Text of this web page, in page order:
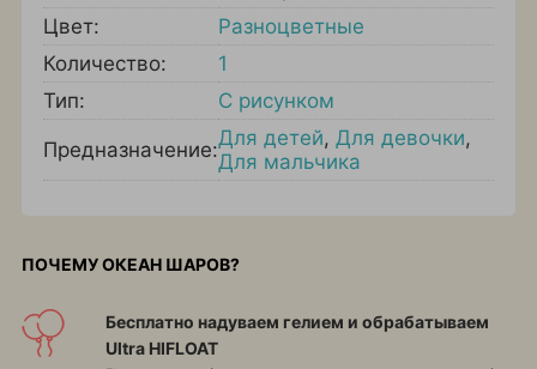
Цвет:
Разноцветные
Количество:
1
Тип:
С рисунком
Предназначение:Для детей, Для девочки,
Для мальчика
ПОЧЕМУ ОКЕАН ШАРОВ?
Бесплатно надуваем гелием и обрабатываем
Ultra HIFLOAT